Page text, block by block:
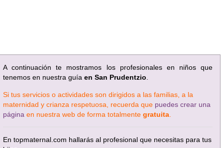
A continuación te mostramos los profesionales en niños que
tenemos en nuestra guía en San Prudentzio
Si tus servicios o actividades son dirigidos a las familias, a la
maternidad y crianza respetuosa, recuerda que puedes crear una
página en nuestra web de forma totalmente gratuita
En topmaternal.com hallarás al profesional que necesitas para tus